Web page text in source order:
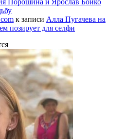
к записи Алла Пугачева на
позирует для селфи